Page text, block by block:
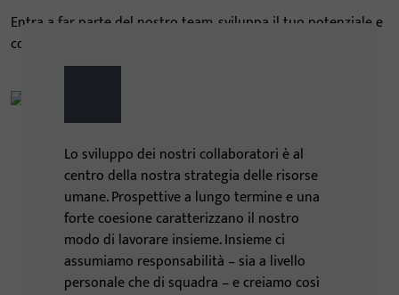
Entra a far parte del nostro team, sviluppa il tuo potenziale e
costruisci insieme a noi il futuro! Cresciamo insieme!
Lo sviluppo dei nostri collaboratori è al
centro della nostra strategia delle risorse
umane. Prospettive a lungo termine e una
forte coesione caratterizzano il nostro
modo di lavorare insieme. Insieme ci
assumiamo responsabilità – sia a livello
personale che di squadra – e creiamo così